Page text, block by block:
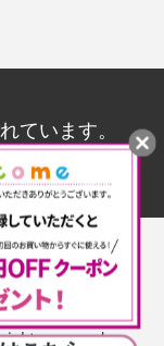
ています。
しません。
reserved.